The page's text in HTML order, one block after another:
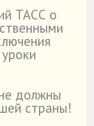
ТАСС о
должны
страны!